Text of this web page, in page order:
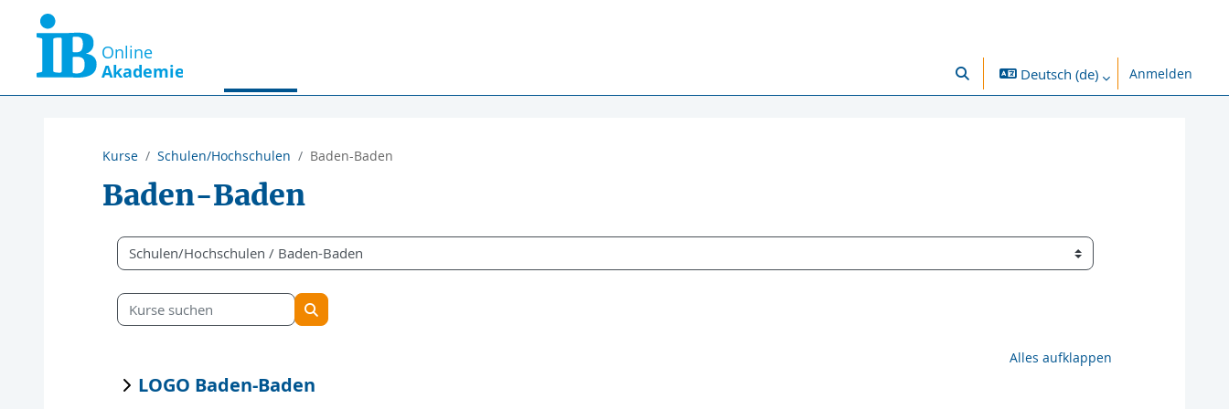
Sucheingabe umschalten
Deutsch ‎(de)‎ Anmelden
Kurse Schulen/Hochschulen Baden-Baden
Baden-Baden
Kursbereiche
Kurse suchen
Kurse suchen
Alles aufklappen
LOGO Baden-Baden